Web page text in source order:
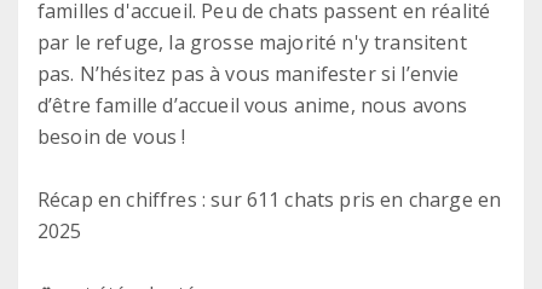
familles d'accueil. Peu de chats passent en réalité
par le refuge, la grosse majorité n'y transitent
pas. N’hésitez pas à vous manifester si l’envie
d’être famille d’accueil vous anime, nous avons
besoin de vous !
Récap en chiffres : sur 611 chats pris en charge en
2025